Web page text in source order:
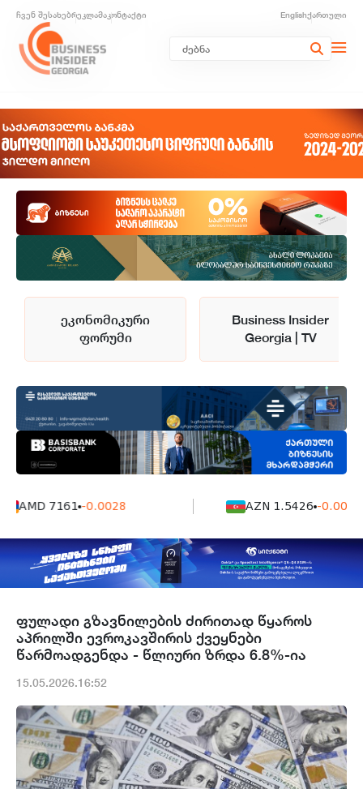
ჩვენ შესახებრეკლამაკონტაქტი Englishქართული
ეკონომიკური
ფორუმი
Business Insider
Georgia | TV
AMD 7161 -0.0028 AZN 1.5426 -0.0004
ფულადი გზავნილების ძირითად წყაროს
აპრილში ევროკავშირის ქვეყნები
წარმოადგენდა - წლიური ზრდა 6.8%-ია
15.05.2026.16:52